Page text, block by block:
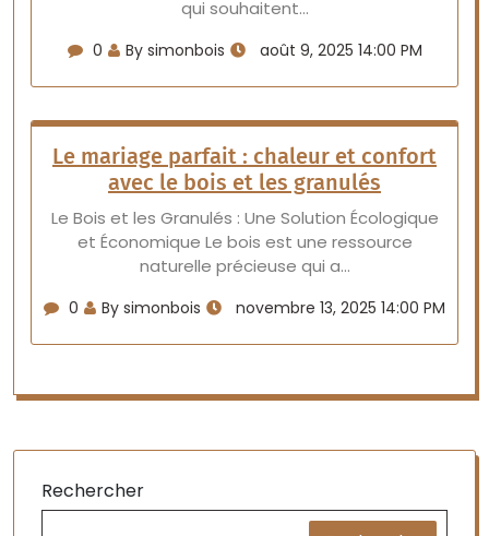
qui souhaitent…
0 By simonbois août 9, 2025 14:00 PM
Le mariage parfait : chaleur et confort
avec le bois et les granulés
Le Bois et les Granulés : Une Solution Écologique
et Économique Le bois est une ressource
naturelle précieuse qui a…
0 By simonbois novembre 13, 2025 14:00 PM
Rechercher